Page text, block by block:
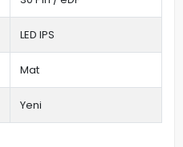
LED IPS
Mat
Yeni